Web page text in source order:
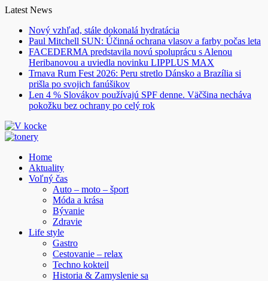
Skip
content
Latest News
Nový vzhľad, stále dokonalá hydratácia
Paul Mitchell SUN: Účinná ochrana vlasov a farby počas leta
FACEDERMA predstavila novú spoluprácu s Alenou
Heribanovou a uviedla novinku LIPPLUS MAX
Trnava Rum Fest 2026: Peru stretlo Dánsko a Brazília si
prišla po svojich fanúšikov
Len 4 % Slovákov používajú SPF denne. Väčšina necháva
pokožku bez ochrany po celý rok
Home
Aktuality
Voľný čas
Auto – moto – šport
Móda a krása
Bývanie
Zdravie
Life style
Gastro
Cestovanie – relax
Techno kokteil
Historia & Zamyslenie sa